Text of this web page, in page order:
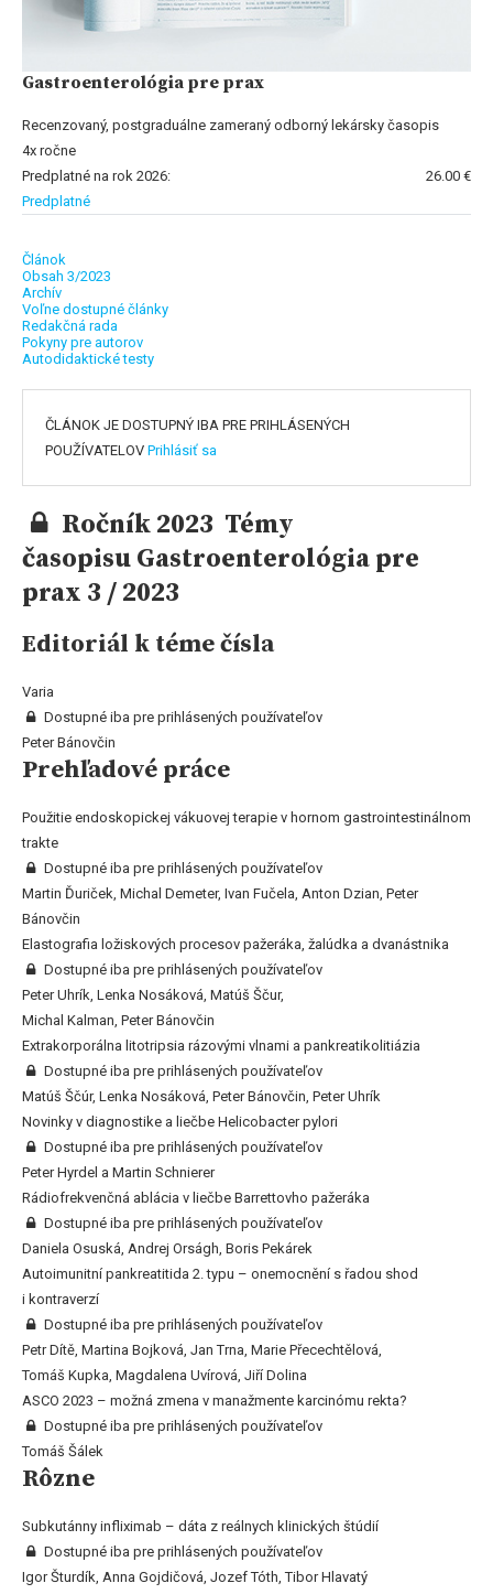
Gastroenterológia pre prax
Recenzovaný, postgraduálne zameraný odborný lekársky časopis
4x ročne
Predplatné na rok 2026:
26.00 €
Predplatné
Článok
Obsah 3/2023
Archív
Voľne dostupné články
Redakčná rada
Pokyny pre autorov
Autodidaktické testy
ČLÁNOK JE DOSTUPNÝ IBA PRE PRIHLÁSENÝCH
POUŽÍVATELOV Prihlásiť sa
Ročník 2023 Témy
časopisu Gastroenterológia pre
prax 3 / 2023
Editoriál k téme čísla
Varia
Dostupné iba pre prihlásených používateľov
Peter Bánovčin
Prehľadové práce
Použitie endoskopickej vákuovej terapie v hornom gastrointestinálnom
trakte
Dostupné iba pre prihlásených používateľov
Martin Ďuriček, Michal Demeter, Ivan Fučela, Anton Dzian, Peter
Bánovčin
Elastografia ložiskových procesov pažeráka, žalúdka a dvanástnika
Dostupné iba pre prihlásených používateľov
Peter Uhrík, Lenka Nosáková, Matúš Ščur,
Michal Kalman, Peter Bánovčin
Extrakorporálna litotripsia rázovými vlnami a pankreatikolitiázia
Dostupné iba pre prihlásených používateľov
Matúš Ščúr, Lenka Nosáková, Peter Bánovčin, Peter Uhrík
Novinky v diagnostike a liečbe Helicobacter pylori
Dostupné iba pre prihlásených používateľov
Peter Hyrdel a Martin Schnierer
Rádiofrekvenčná ablácia v liečbe Barrettovho pažeráka
Dostupné iba pre prihlásených používateľov
Daniela Osuská, Andrej Orságh, Boris Pekárek
Autoimunitní pankreatitida 2. typu – onemocnění s řadou shod
i kontraverzí
Dostupné iba pre prihlásených používateľov
Petr Dítě, Martina Bojková, Jan Trna, Marie Přecechtělová,
Tomáš Kupka, Magdalena Uvírová, Jiří Dolina
ASCO 2023 – možná zmena v manažmente karcinómu rekta?
Dostupné iba pre prihlásených používateľov
Tomáš Šálek
Rôzne
Subkutánny infliximab – dáta z reálnych klinických štúdií
Dostupné iba pre prihlásených používateľov
Igor Šturdík, Anna Gojdičová, Jozef Tóth, Tibor Hlavatý